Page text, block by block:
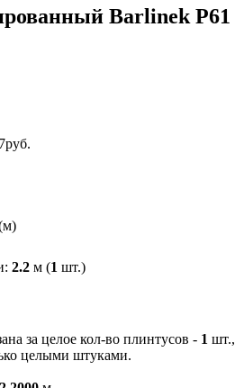
Bаrlinek Р61
руб.
2.2 м (1 шт.)
за целое кол-во плинтусов - 1 шт.,
целыми штуками.